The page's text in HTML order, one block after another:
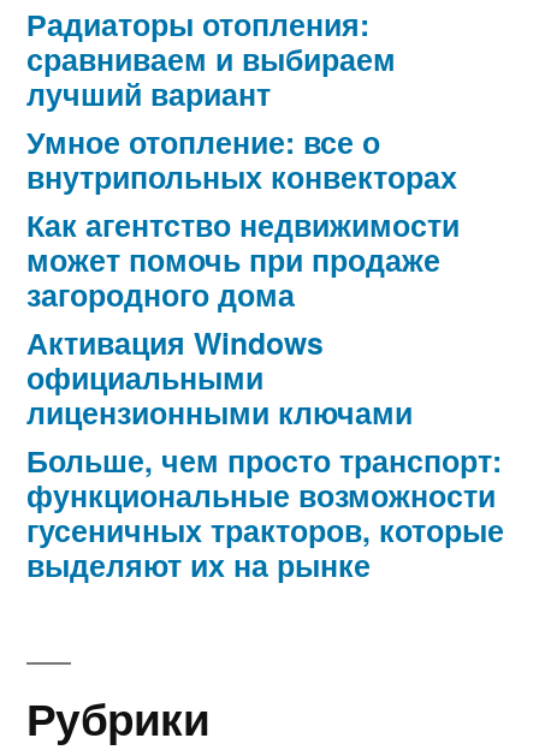
Радиаторы отопления:
сравниваем и выбираем
лучший вариант
Умное отопление: все о
внутрипольных конвекторах
Как агентство недвижимости
может помочь при продаже
загородного дома
Активация Windows
официальными
лицензионными ключами
Больше, чем просто транспорт:
функциональные возможности
гусеничных тракторов, которые
выделяют их на рынке
Рубрики